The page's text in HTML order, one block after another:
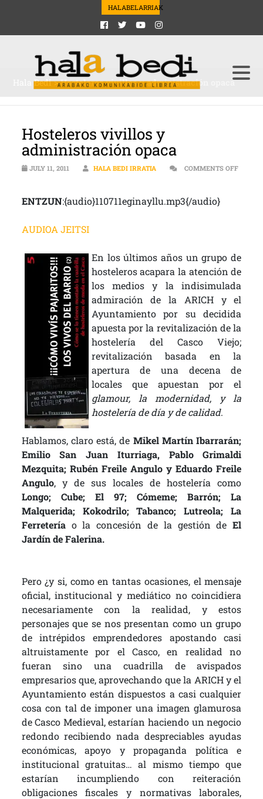
HALABELARRIAK
Hala Bedi>Hosteleros vivillos y administración opaca
Hosteleros vivillos y
administración opaca
JULY 11, 2011 HALA BEDI IRRATIA
COMMENTS OFF
ENTZUN:{audio}110711eginayllu.mp3{/audio}
AUDIOA JEITSI
En los últimos años un grupo de
hosteleros acapara la atención de
los medios y la indisimulada
admiración de la ARICH y el
Ayuntamiento por su decidida
apuesta por la revitalización de la
hostelería del Casco Viejo;
revitalización basada en la
apertura de una decena de
locales que apuestan por el
glamour, la modernidad, y la
hostelería de día y de calidad.
Hablamos, claro está, de Mikel Martín Ibarrarán;
Emilio San Juan Iturriaga, Pablo Grimaldi
Mezquita; Rubén Freile Angulo y Eduardo Freile
Angulo, y de sus locales de hostelería como
Longo; Cube; El 97; Cómeme; Barrón; La
Malquerida; Kokodrilo; Tabanco; Lutreola; La
Ferreteríao la concesión de la gestión deEl
Jardín de Falerina.
Pero ¿y si, como en tantas ocasiones, el mensaje
oficial, institucional y mediático no coincidiera
necesariamente con la realidad, y estos
personajes que se nos presentan como un grupo
de intrépidos emprendedores apostando casi
altruistamente por el Casco, en realidad no
fueran sino una cuadrilla de avispados
empresarios que, aprovechando que la ARICH y el
Ayuntamiento están dispuestos a casi cualquier
cosa con tal de imponer una imagen glamurosa
de Casco Medieval, estarían haciendo un negocio
redondo recibiendo nada despreciables ayudas
económicas, apoyo y propaganda política e
institucional gratuitas… al mismo tiempo que
estarían incumpliendo con reiteración
obligaciones fiscales y normativas laborales,